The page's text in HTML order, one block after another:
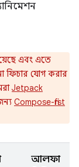
এবং এতে
ফিচার যোগ করার
Jetpack
Compose-first
আলফা